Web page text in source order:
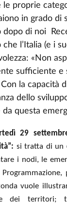
le proprie
in grado
dopo di noi
che l’Italia (e i
«Non
sufficiente e
la capacità
dello
da questa
29
si tratta di un
i nodi, le
vuole
dei territori;